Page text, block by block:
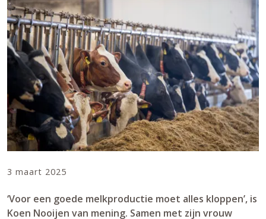
3 maart 2025
‘Voor een goede melkproductie moet alles kloppen’, is
Koen Nooijen van mening. Samen met zijn vrouw